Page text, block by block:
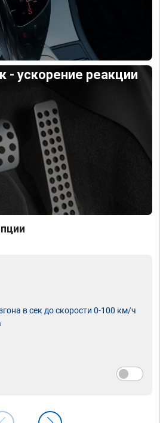
- ускорение реакции
в сек до скорости 0-100 км/ч